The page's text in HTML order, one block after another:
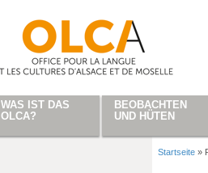
Startseite »
WAS IST DAS
OLCA?
BEOBACHTEN
UND HÜTEN